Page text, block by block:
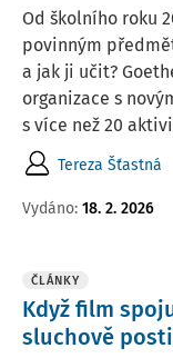
Od školního roku
povinným
a jak ji učit?
organizace s
s více než 20
Tereza Šťastná
Vydáno: 18. 2. 2026
ČLÁNKY
Když film
sluchově